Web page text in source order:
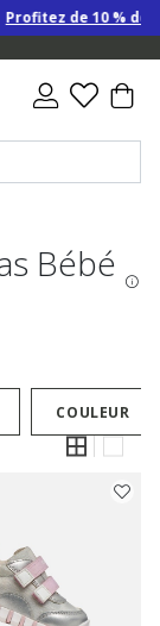
Profitez de 10 % de
Bébé
COULEUR